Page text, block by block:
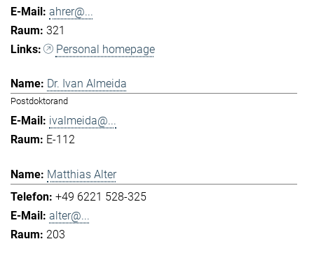
ahrer@...
321
Personal homepage
Dr. Ivan Almeida
Postdoktorand
ivalmeida@...
E-112
Matthias Alter
+49 6221 528-325
alter@...
203